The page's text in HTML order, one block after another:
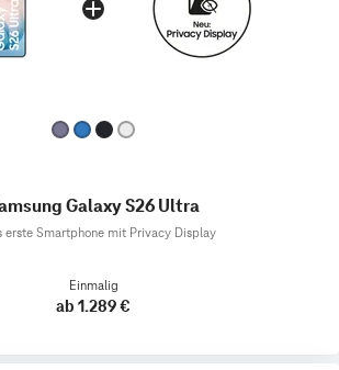
Galaxy S26 Ultra
erste Smartphone mit Privacy Display
Einmalig
ab 1.289 €